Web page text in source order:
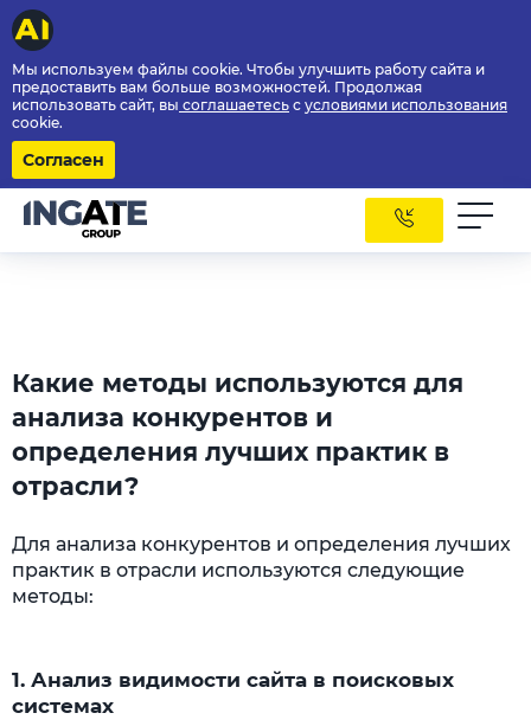
Мы используем файлы cookie. Чтобы улучшить работу сайта и
предоставить вам больше возможностей. Продолжая
использовать сайт, вы соглашаетесь с условиями использования
cookie.
Согласен
Какие методы используются для
анализа конкурентов и
определения лучших практик в
отрасли?
Для анализа конкурентов и определения лучших
практик в отрасли используются следующие
методы:
1. Анализ видимости сайта в поисковых
системах